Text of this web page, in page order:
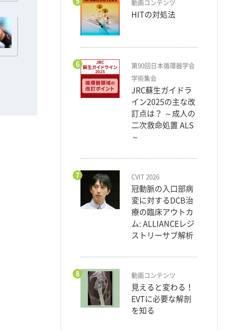
動画コンテンツ
HITの対処法
6
第90回日本循環器学会
学術集会
JRC蘇生ガイドラ
イン2025の主な改
訂点は？ ～成人の
二次救命処置 ALS
～
7 CVIT 2026
冠動脈の入口部病
変に対するDCB治
療の臨床アウトカ
ム: ALLIANCEレジ
ストリーサブ解析
8 動画コンテンツ
見えると変わる！
EVTに必要な解剖
を知る